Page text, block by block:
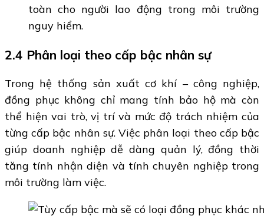
toàn cho người lao động trong môi trường
nguy hiểm.
2.4 Phân loại theo cấp bậc nhân sự
Trong hệ thống sản xuất cơ khí – công nghiệp,
đồng phục không chỉ mang tính bảo hộ mà còn
thể hiện vai trò, vị trí và mức độ trách nhiệm của
từng cấp bậc nhân sự. Việc phân loại theo cấp bậc
giúp doanh nghiệp dễ dàng quản lý, đồng thời
tăng tính nhận diện và tính chuyên nghiệp trong
môi trường làm việc.